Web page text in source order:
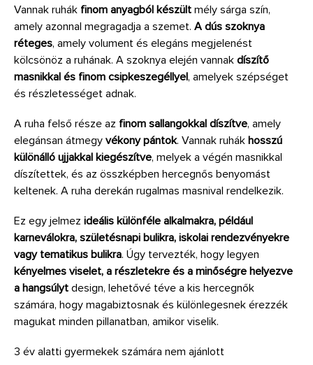
Vannak ruhák finom anyagból készült mély sárga szín,
amely azonnal megragadja a szemet. A dús szoknya
réteges, amely volument és elegáns megjelenést
kölcsönöz a ruhának. A szoknya elején vannak díszítő
masnikkal és finom csipkeszegéllyel, amelyek szépséget
és részletességet adnak.
A ruha felső része az finom sallangokkal díszítve, amely
elegánsan átmegy vékony pántok. Vannak ruhák hosszú
különálló ujjakkal kiegészítve, melyek a végén masnikkal
díszítettek, és az összképben hercegnős benyomást
keltenek. A ruha derekán rugalmas masnival rendelkezik.
Ez egy jelmez ideális különféle alkalmakra, például
karneválokra, születésnapi bulikra, iskolai rendezvényekre
vagy tematikus bulikra. Úgy tervezték, hogy legyen
kényelmes viselet, a részletekre és a minőségre helyezve
a hangsúlyt design, lehetővé téve a kis hercegnők
számára, hogy magabiztosnak és különlegesnek érezzék
magukat minden pillanatban, amikor viselik.
3 év alatti gyermekek számára nem ajánlott